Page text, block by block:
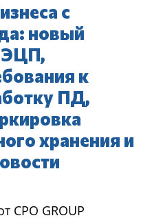
с
новый
ЭЦП,
к
ПД,
хранения и
CPO GROUP